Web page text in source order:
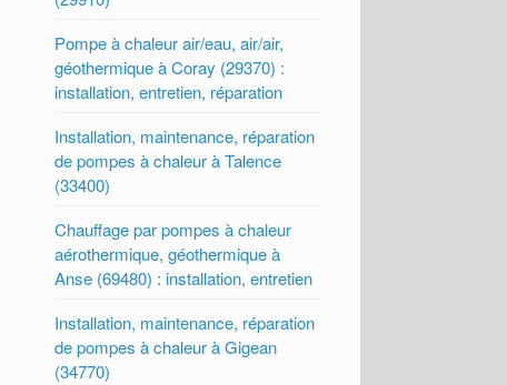
Pompe à chaleur air/eau, air/air,
géothermique à Coray (29370) :
installation, entretien, réparation
Installation, maintenance, réparation
de pompes à chaleur à Talence
(33400)
Chauffage par pompes à chaleur
aérothermique, géothermique à
Anse (69480) : installation, entretien
Installation, maintenance, réparation
de pompes à chaleur à Gigean
(34770)